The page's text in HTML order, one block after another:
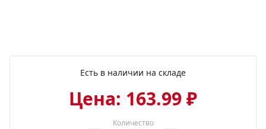
Есть в наличии на складе
Цена: 163.99 ₽
Количество